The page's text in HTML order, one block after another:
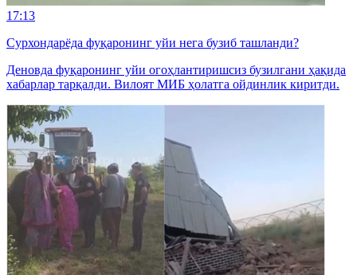
17:13
Сурхондарёда фуқаронинг уйи нега бузиб ташланди?
Деновда фуқаронинг уйи огоҳлантиришсиз бузилгани ҳақида
хабарлар тарқалди. Вилоят МИБ ҳолатга ойдинлик киритди.